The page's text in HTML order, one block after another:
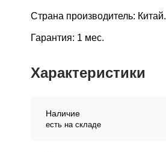
Страна производитель: Китай.
Гарантия: 1 мес.
Характеристики
Наличие
есть на складе